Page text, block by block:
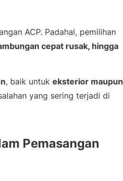
ACP. Padahal, pemilihan
cepat rusak, hingga
, baik untukeksterior maupun
yang sering terjadi di
Pemasangan